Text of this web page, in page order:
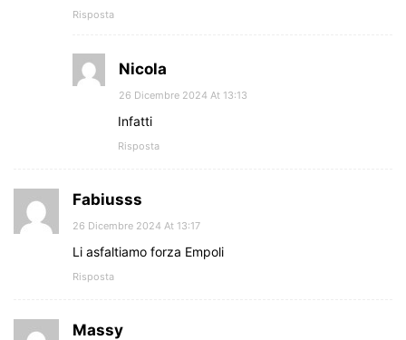
Risposta
Nicola
26 Dicembre 2024 At 13:13
Infatti
Risposta
Fabiusss
26 Dicembre 2024 At 13:17
Li asfaltiamo forza Empoli
Risposta
Massy